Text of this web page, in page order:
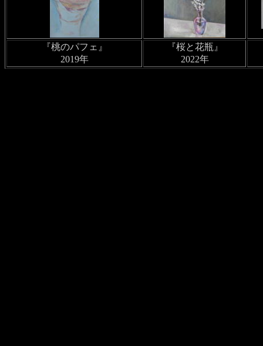
『桃のパフェ』
2019年
『桜と花瓶』
2022年